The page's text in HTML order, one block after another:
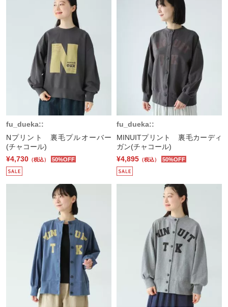
fu_dueka::
Nプリント 裏毛プルオーバー
(チャコール)
¥4,730 （税込） 50%OFF
fu_dueka::
MINUITプリント 裏毛カーディ
ガン(チャコール)
¥4,895 （税込） 50%OFF